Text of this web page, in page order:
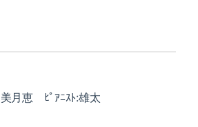
月恵 ﾋﾟｱﾆｽﾄ:雄太